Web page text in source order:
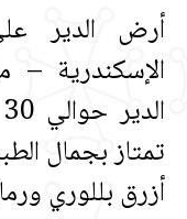
أرض الدير
تمتاز بجمال
أزرق بللوري